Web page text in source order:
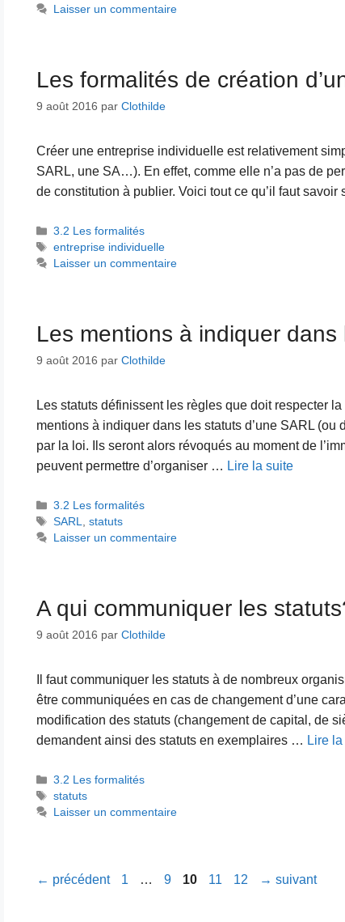
Laisser un commentaire
Les formalités de création
9 août 2016 par Clothilde
Créer une entreprise individuelle est relativement
SARL, une SA…). En effet, comme elle n’a pas de
de constitution à publier. Voici tout ce qu’il faut
Catégories
3.2 Les formalités
Étiquettes
entreprise individuelle
Laisser un commentaire
Les mentions à indiquer dans
9 août 2016 par Clothilde
Les statuts définissent les règles que doit respecter
mentions à indiquer dans les statuts d’une SARL
par la loi. Ils seront alors révoqués au moment de
peuvent permettre d’organiser … Lire la suite
Catégories
3.2 Les formalités
Étiquettes
SARL ,statuts
Laisser un commentaire
A qui communiquer les
9 août 2016 par Clothilde
Il faut communiquer les statuts à de nombreux
être communiquées en cas de changement d’une
modification des statuts (changement de capital, de
demandent ainsi des statuts en exemplaires … Lire
Catégories
3.2 Les formalités
Étiquettes
statuts
Laisser un commentaire
← précédent Page
1 … Page
9 Page
10 Page
11 Page
12 → suivant